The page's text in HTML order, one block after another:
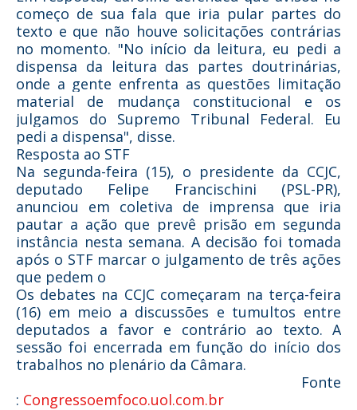
começo de sua fala que iria pular partes do
texto e que não houve solicitações contrárias
no momento. "No início da leitura, eu pedi a
dispensa da leitura das partes doutrinárias,
onde a gente enfrenta as questões limitação
material de mudança constitucional e os
julgamos do Supremo Tribunal Federal. Eu
pedi a dispensa", disse.
Resposta ao STF
Na segunda-feira (15), o presidente da CCJC,
deputado Felipe Francischini (PSL-PR),
anunciou em coletiva de imprensa que iria
pautar a ação que prevê prisão em segunda
instância nesta semana. A decisão foi tomada
após o STF marcar o julgamento de três ações
que pedem o
Os debates na CCJC começaram na terça-feira
(16) em meio a discussões e tumultos entre
deputados a favor e contrário ao texto. A
sessão foi encerrada em função do início dos
trabalhos no plenário da Câmara.
Fonte
: Congressoemfoco.uol.com.br